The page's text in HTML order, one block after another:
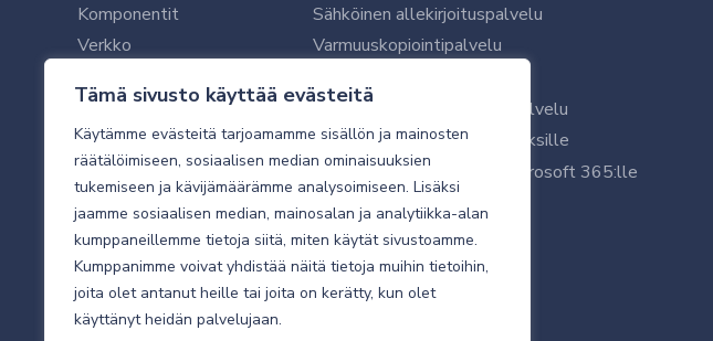
Tämä sivusto käyttää evästeitä
Käytämme evästeitä tarjoamamme sisällön ja mainosten
räätälöimiseen, sosiaalisen median ominaisuuksien
tukemiseen ja kävijämäärämme analysoimiseen. Lisäksi
jaamme sosiaalisen median, mainosalan ja analytiikka-alan
kumppaneillemme tietoja siitä, miten käytät sivustoamme.
Kumppanimme voivat yhdistää näitä tietoja muihin tietoihin,
joita olet antanut heille tai joita on kerätty, kun olet
käyttänyt heidän palvelujaan.
Komponentit
Verkko
Oheislaitteet
Sähköinen allekirjoituspalvelu
Varmuuskopiointipalvelu
Microsoft 365 -varmistuspalvelu
WithSecure tietoturva yrityksille
WithSecuren tietoturva Microsoft 365:lle
Käyttäjätukipalvelu
Tietoturvakartoitus
Sähköpostikartoitus
Valvottu tietoturva 24/7